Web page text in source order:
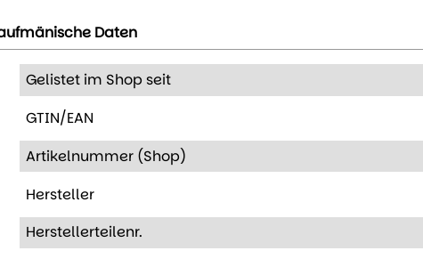
Daten
Gelistet im Shop seit
GTIN/EAN
Artikelnummer (Shop)
Hersteller
Herstellerteilenr.